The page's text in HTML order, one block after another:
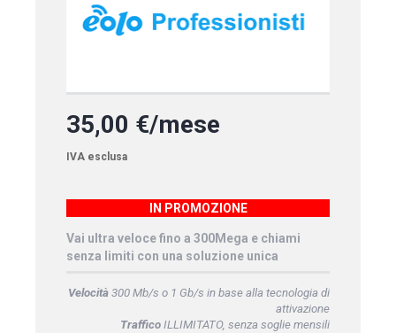
35,00 €/mese
IVA esclusa
IN PROMOZIONE
Vai ultra veloce fino a 300Mega e chiami
senza limiti con una soluzione unica
Velocità300 Mb/s o 1 Gb/s in base alla tecnologia di
attivazione
TrafficoILLIMITATO, senza soglie mensili